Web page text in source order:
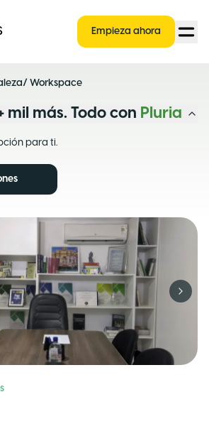
Empieza ahora
/ Workspace
mil más. Todo con Pluria
para ti.
Next